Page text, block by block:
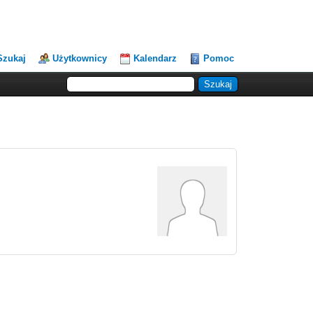
Użytkownicy Kalendarz Pomoc